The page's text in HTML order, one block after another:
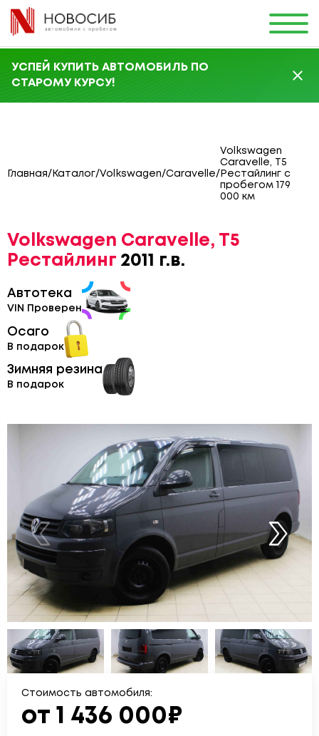
УСПЕЙ КУПИТЬ АВТОМОБИЛЬ ПО
СТАРОМУ КУРСУ!
Главная/ Каталог/Volkswagen/Caravelle/
Volkswagen
Caravelle, T5
Рестайлинг с
пробегом 179
000 км
Volkswagen Caravelle, T5
Рестайлинг 2011 г.в.
Автотека
VIN Проверен
Осаго
В подарок
Зимняя резина
В подарок
Стоимость автомобиля:
от 1 436 000₽